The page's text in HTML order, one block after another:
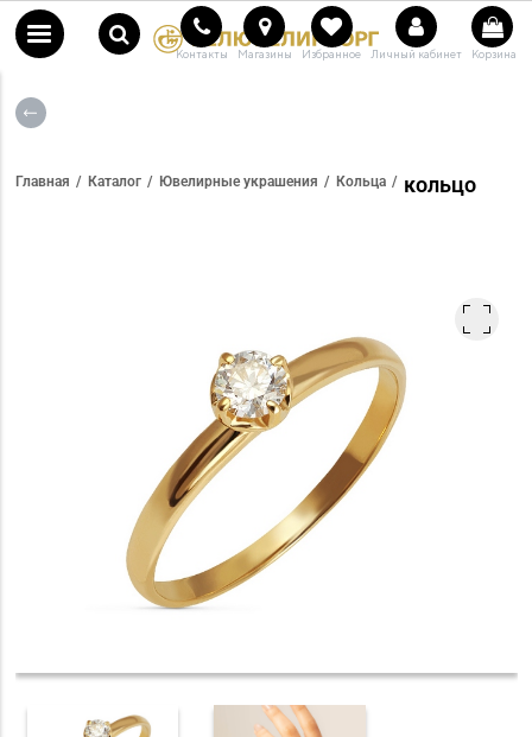
Контакты Магазины Избранное Личный кабинет Корзина
Главная Каталог Ювелирные украшения Кольца кольцо